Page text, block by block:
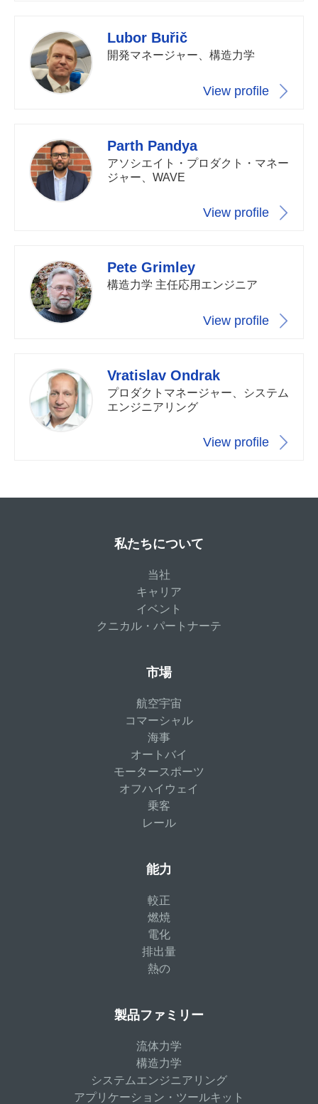
Lubor Buřič
開発マネージャー、構造力学
View profile
Parth Pandya
アソシエイト・プロダクト・マネー
ジャー、WAVE
View profile
Pete Grimley
構造力学 主任応用エンジニア
View profile
Vratislav Ondrak
プロダクトマネージャー、システム
エンジニアリング
View profile
私たちについて
当社
キャリア
イベント
クニカル・パートナーテ
市場
航空宇宙
コマーシャル
海事
オートバイ
モータースポーツ
オフハイウェイ
乗客
レール
能力
較正
燃焼
電化
排出量
熱の
製品ファミリー
流体力学
構造力学
システムエンジニアリング
アプリケーション・ツールキット